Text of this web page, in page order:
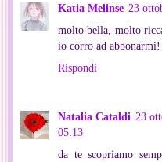
Katia Melinse 23
molto bella, molto
io corro ad abbonarmi!
Rispondi
Natalia Cataldi 23
05:13
da te scopriamo